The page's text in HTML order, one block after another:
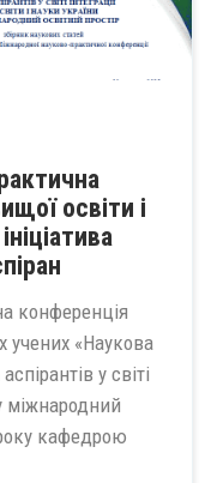
освіти і
конференція
учених «Наукова
у світі
міжнародний
кафедрою